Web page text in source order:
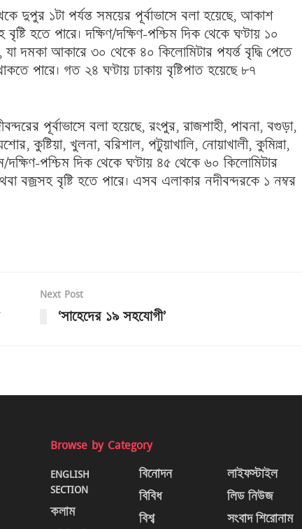
দুপুর ১টা পর্যন্ত সময়ের পূর্বাভাসে বলা হয়েছে, আকাশ
বৃষ্টি হতে পারে। দক্ষিণ/দক্ষিণ-পশ্চিম দিক থেকে ঘণ্টায় ১০
দমকা আকারে ৩০ থেকে ৪০ কিলোমিটার পযর্ন্ত বৃদ্ধি পেতে
পারে। গত ২৪ ঘণ্টায় ঢাকায় বৃষ্টিপাত হয়েছে ৮৭
পূর্বাভাসে বলা হয়েছে, রংপুর, রাজশাহী, পাবনা, বগুড়া,
কুষ্টিয়া, খুলনা, বরিশাল, পটুয়াখালি, নোয়াখালী, কুমিল্লা,
দক্ষিণ-পশ্চিম দিক থেকে ঘণ্টায় ৪৫ থেকে ৬০ কিলোমিটার
বজ্রসহ বৃষ্টি হতে পারে। এসব এলাকার নদীবন্দরকে ১ নম্বর
Next Post
‘সাহেদের ১৯ সহযোগী’
Browse by Category
ENGLISH
SECTION
কলাম
বিনোদন
বিবিধ
বিশ্ব
লাইফস্টাইল
লিড নিউজ
সংবাদ শিরোনাম